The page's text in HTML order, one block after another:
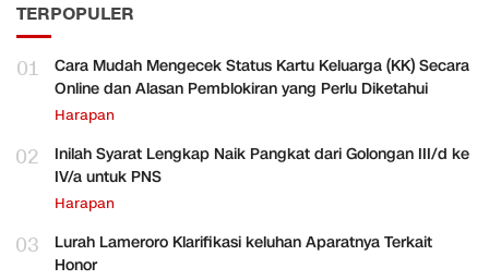
TERPOPULER
01
Cara Mudah Mengecek Status Kartu Keluarga (KK) Secara
Online dan Alasan Pemblokiran yang Perlu Diketahui
Harapan
02
Inilah Syarat Lengkap Naik Pangkat dari Golongan III/d ke
IV/a untuk PNS
Harapan
03
Lurah Lameroro Klarifikasi keluhan Aparatnya Terkait
Honor